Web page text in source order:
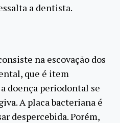
a dentista.
na escovação dos
que é item
doença periodontal se
A placa bacteriana é
despercebida. Porém,